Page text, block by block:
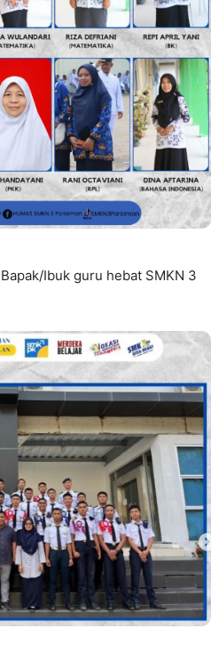
Ibuk guru hebat SMKN 3